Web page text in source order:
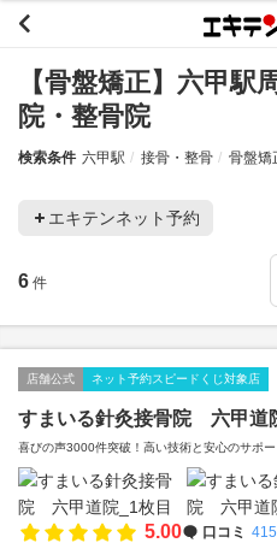
【骨盤矯正】六甲
院・整骨院
検索条件 六甲駅 接骨・整骨 骨盤矯
エキテンネット予約
6 件
店舗公式 ネット予約スピードくじ対象店
すまいる針灸接骨院 六甲道
喜びの声3000件突破！高い技術と安心のサポ
5.00 口コミ